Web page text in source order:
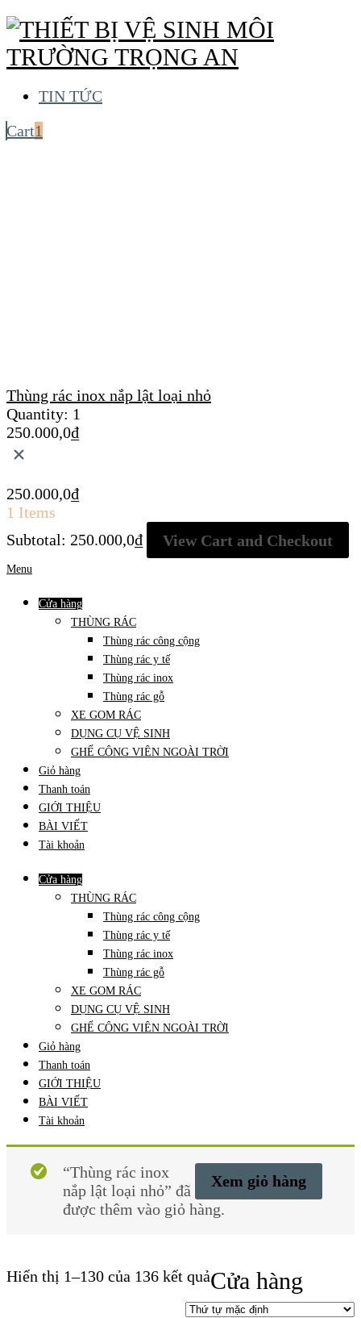
TIN TỨC
Cart1
Thùng rác inox nắp lật loại nhỏ
Quantity: 1
250.000,0₫
×
250.000,0₫
1 Items
Subtotal: 250.000,0₫ View Cart and Checkout
Menu
Cửa hàng
THÙNG RÁC
Thùng rác công cộng
Thùng rác y tế
Thùng rác inox
Thùng rác gỗ
XE GOM RÁC
DỤNG CỤ VỆ SINH
GHẾ CÔNG VIÊN NGOÀI TRỜI
Giỏ hàng
Thanh toán
GIỚI THIỆU
BÀI VIẾT
Tài khoản
Cửa hàng
THÙNG RÁC
Thùng rác công cộng
Thùng rác y tế
Thùng rác inox
Thùng rác gỗ
XE GOM RÁC
DỤNG CỤ VỆ SINH
GHẾ CÔNG VIÊN NGOÀI TRỜI
Giỏ hàng
Thanh toán
GIỚI THIỆU
BÀI VIẾT
Tài khoản
Xem giỏ hàng
“Thùng rác inox
nắp lật loại nhỏ” đã
được thêm vào giỏ hàng.
Hiển thị 1–130 của 136 kết quảCửa hàng